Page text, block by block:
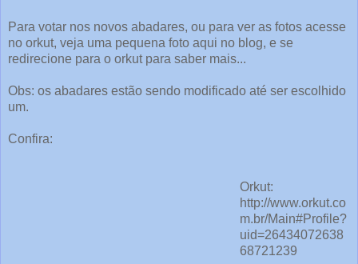
Para votar nos novos abadares, ou para ver as fotos acesse
no orkut, veja uma pequena foto aqui no blog, e se
redirecione para o orkut para saber mais...
Obs: os abadares estão sendo modificado até ser escolhido
um.
Confira:
Orkut:
http://www.orkut.co
m.br/Main#Profile?
uid=26434072638
68721239